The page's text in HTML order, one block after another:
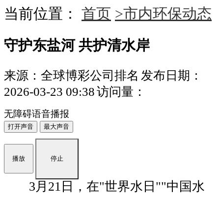
当前位置： 首页 >市内环保动态
守护东盐河 共护清水岸
来源：全球博彩公司排名 发布日期：
2026-03-23 09:38访问量：
无障碍语音播报
打开声音 最大声音
播放 停止
3月21日，在"世界水日""中国水